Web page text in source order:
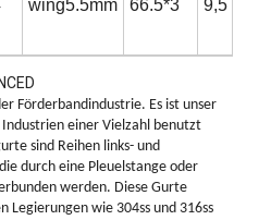
wing5.5mm 66.5*3 9,5
Förderbandindustrie. Es ist unser
einer Vielzahl benutzt
sind Reihen links- und
durch eine Pleuelstange oder
werden. Diese Gurte
Legierungen wie 304ss und 316ss